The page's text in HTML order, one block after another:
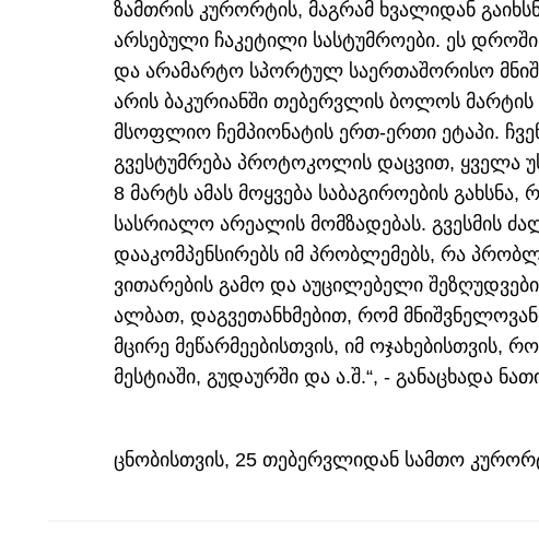
ზამთრის კურორტის, მაგრამ ხვალიდან
არსებული ჩაკეტილი სასტუმროები. ეს
და არამარტო სპორტულ საერთაშორისო
არის ბაკურიანში თებერვლის ბოლოს მარტის
მსოფლიო ჩემპიონატის ერთ-ერთი ეტაპი.
გვესტუმრება პროტოკოლის დაცვით, ყველა
8 მარტს ამას მოყვება საბაგიროების
სასრიალო არეალის მომზადებას. გვესმის
დააკომპენსირებს იმ პრობლემებს, რა
ვითარების გამო და აუცილებელი
ალბათ, დაგვეთანხმებით, რომ
მცირე მეწარმეებისთვის, იმ ოჯახებისთვის,
მესტიაში, გუდაურში და ა.შ.“, - განაცხადა
ცნობისთვის, 25 თებერვლიდან სამთო